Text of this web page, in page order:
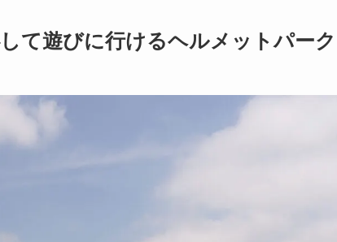
て遊びに行けるヘルメットパーク